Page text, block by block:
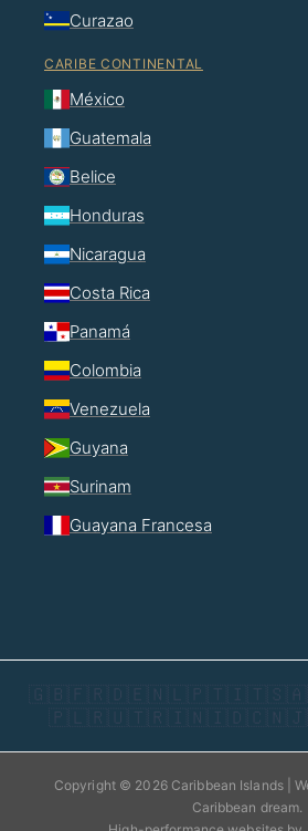
Curazao
CARIBE CONTINENTAL
México
Guatemala
Belice
Honduras
Nicaragua
Costa Rica
Panamá
Colombia
Venezuela
Guyana
Surinam
Guayana Francesa
🇬🇧 🇫🇷 🇩🇪 🇳🇱 🇵🇹 🇮🇹 🇸🇦
🇵🇱 🇷🇺 🇹🇷 🇮🇳 🇮🇩 🇨🇳
Copyright © 2026 Caribbean Islands |
Caribbean dream.